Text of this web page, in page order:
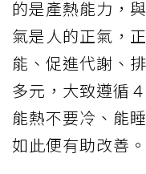
的是產熱能力，
氣是人的正氣，
能、促進代謝、
多元，大致遵循
能熱不要冷、能
如此便有助改善。